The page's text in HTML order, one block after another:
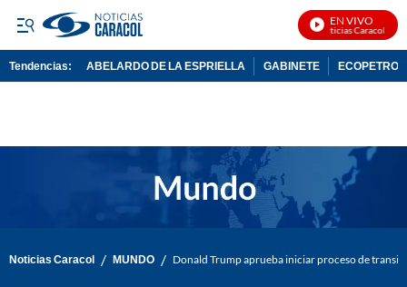
EN VIVO
Noticias Caracol En
Tendencias: ABELARDO DE LA ESPRIELLA GABINETE ECOPETROL
Noticias Caracol / MUNDO / Donald Trump aprueba iniciar proceso de